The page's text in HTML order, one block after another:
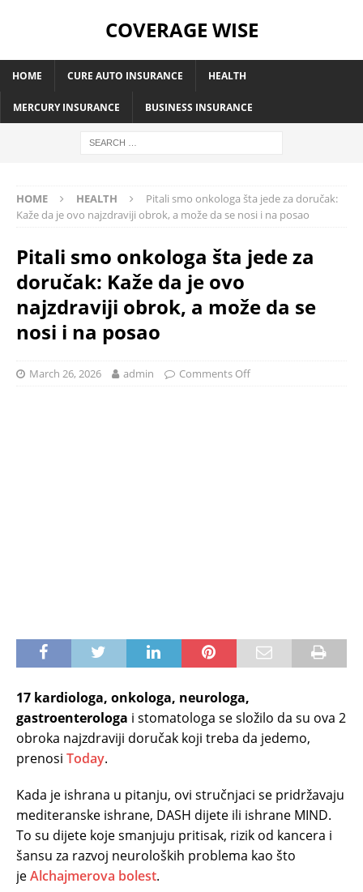
COVERAGE WISE
HOME CURE AUTO INSURANCE HEALTH
MERCURY INSURANCE BUSINESS INSURANCE
HOME HEALTH
Pitali smo onkologa šta jede za doručak:
Kaže da je ovo najzdraviji obrok, a može da se nosi i na posao
Pitali smo onkologa šta jede za
doručak: Kaže da je ovo
najzdraviji obrok, a može da se
nosi i na posao
March 26, 2026 admin Comments Off
17 kardiologa, onkologa, neurologa,
gastroenterologa i stomatologa se složilo da su ova 2
obroka najzdraviji doručak koji treba da jedemo,
prenosi Today.
Kada je ishrana u pitanju, ovi stručnjaci se pridržavaju
mediteranske ishrane, DASH dijete ili ishrane MIND.
To su dijete koje smanjuju pritisak, rizik od kancera i
šansu za razvoj neuroloških problema kao što
jeAlchajmerova bolest.